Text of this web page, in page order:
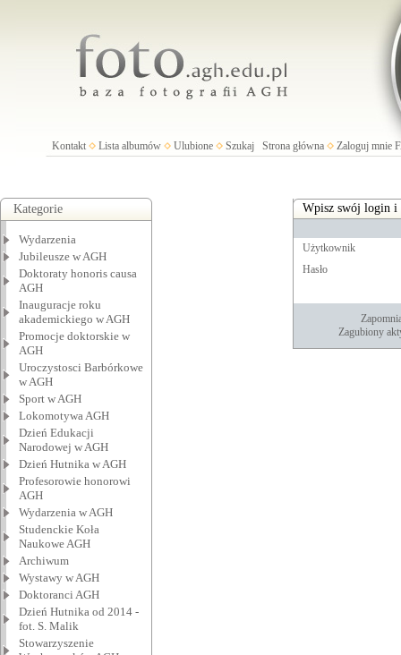
Kontakt Lista albumów Ulubione Szukaj Strona główna Zaloguj mnie
Kategorie
Wydarzenia
Jubileusze w AGH
Doktoraty honoris causa
AGH
Inauguracje roku
akademickiego w AGH
Promocje doktorskie w
AGH
Uroczystosci Barbórkowe
w AGH
Sport w AGH
Lokomotywa AGH
Dzień Edukacji
Narodowej w AGH
Dzień Hutnika w AGH
Profesorowie honorowi
AGH
Wydarzenia w AGH
Studenckie Koła
Naukowe AGH
Archiwum
Wystawy w AGH
Doktoranci AGH
Dzień Hutnika od 2014 -
fot. S. Malik
Stowarzyszenie
Wpisz swój login i
Użytkownik
Hasło
Zagubiony